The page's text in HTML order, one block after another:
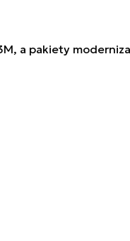
a pakiety